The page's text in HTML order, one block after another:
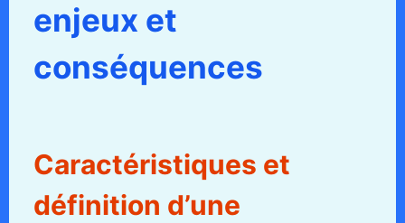
enjeux et
conséquences
Caractéristiques et
définition d’une